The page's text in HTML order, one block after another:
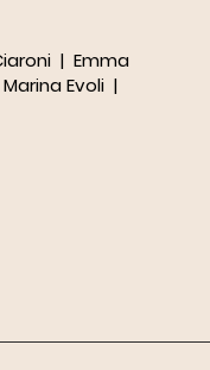
| Emma
Evoli |